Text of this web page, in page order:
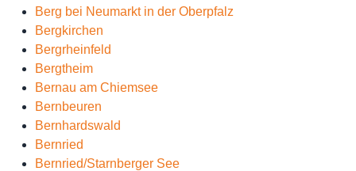
Berg bei Neumarkt in der Oberpfalz
Bergkirchen
Bergrheinfeld
Bergtheim
Bernau am Chiemsee
Bernbeuren
Bernhardswald
Bernried
Bernried/Starnberger See